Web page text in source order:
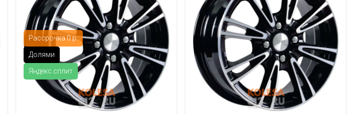
Рассрочка 0 р.
Долями
Яндекс.сплит